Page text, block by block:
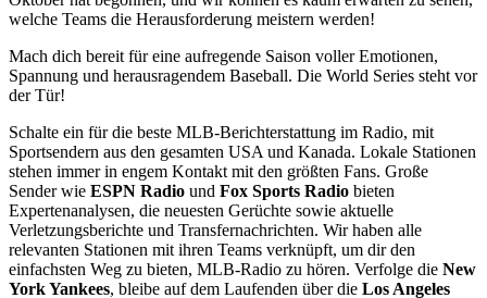
welche Teams die Herausforderung meistern werden!
Mach dich bereit für eine aufregende Saison voller Emotionen,
Spannung und herausragendem Baseball. Die World Series steht vor
der Tür!
Schalte ein für die beste MLB-Berichterstattung im Radio, mit
Sportsendern aus den gesamten USA und Kanada. Lokale Stationen
stehen immer in engem Kontakt mit den größten Fans. Große
Sender wie ESPN Radio und Fox Sports Radio bieten
Expertenanalysen, die neuesten Gerüchte sowie aktuelle
Verletzungsberichte und Transfernachrichten. Wir haben alle
relevanten Stationen mit ihren Teams verknüpft, um dir den
einfachsten Weg zu bieten, MLB-Radio zu hören. Verfolge die New
York Yankees, bleibe auf dem Laufenden über die Los Angeles